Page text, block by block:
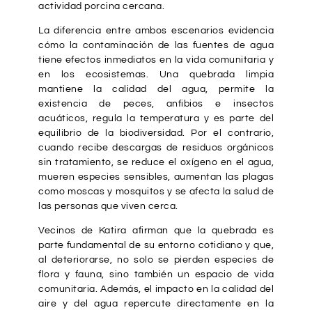
actividad porcina cercana.
La diferencia entre ambos escenarios evidencia
cómo la contaminación de las fuentes de agua
tiene efectos inmediatos en la vida comunitaria y
en los ecosistemas. Una quebrada limpia
mantiene la calidad del agua, permite la
existencia de peces, anfibios e insectos
acuáticos, regula la temperatura y es parte del
equilibrio de la biodiversidad. Por el contrario,
cuando recibe descargas de residuos orgánicos
sin tratamiento, se reduce el oxígeno en el agua,
mueren especies sensibles, aumentan las plagas
como moscas y mosquitos y se afecta la salud de
las personas que viven cerca.
Vecinos de Katira afirman que la quebrada es
parte fundamental de su entorno cotidiano y que,
al deteriorarse, no solo se pierden especies de
flora y fauna, sino también un espacio de vida
comunitaria. Además, el impacto en la calidad del
aire y del agua repercute directamente en la